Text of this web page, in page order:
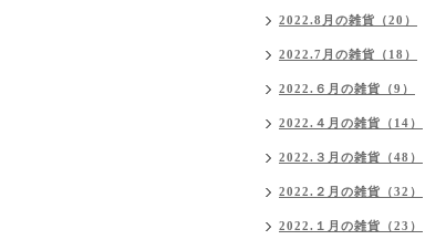
2022.8月の雑貨（20）
2022.7月の雑貨（18）
2022.６月の雑貨（9）
2022.４月の雑貨（14）
2022.３月の雑貨（48）
2022.２月の雑貨（32）
2022.１月の雑貨（23）